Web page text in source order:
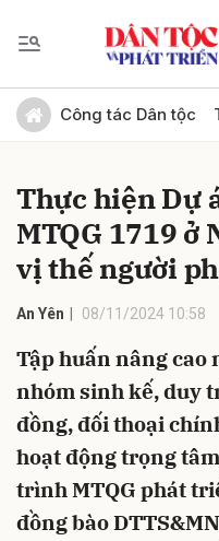
Công tác Dân tộc
Thực hiện Dự
MTQG 1719 ở
vị thế người
An Yên 08/11/2024 10:58
Tập huấn nâng cao
nhóm sinh kế, duy
đồng, đối thoại
hoạt động trọng
trình MTQG phát
đồng bào
Gửi bình luận